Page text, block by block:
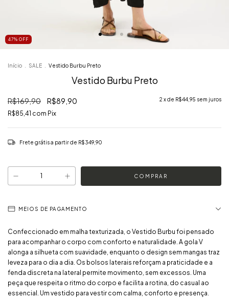
47% OFF
Início SALE Vestido Burbu Preto
Vestido Burbu Preto
R$169,90 R$89,90 2 x de R$44,95 sem juros
R$85,41 com Pix
Frete grátisa partir de R$349,90
MEIOS DE PAGAMENTO
Confeccionado em malha texturizada, o Vestido Burbu foi pensado
para acompanhar o corpo com conforto e naturalidade. A gola V
alonga a silhueta com suavidade, enquanto o design sem mangas traz
leveza para o dia a dia. Os bolsos laterais reforçam a praticidade e a
fenda discreta na lateral permite movimento, sem excessos. Uma
peça que respeita o ritmo do corpo e facilita a rotina, do casual ao
essencial. Um vestido para vestir com calma, conforto e presença.